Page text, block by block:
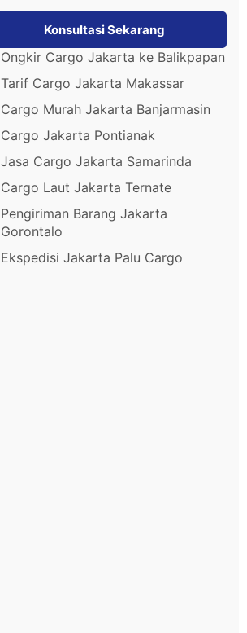
Konsultasi Sekarang
Ongkir Cargo Jakarta ke Balikpapan
Tarif Cargo Jakarta Makassar
Cargo Murah Jakarta Banjarmasin
Cargo Jakarta Pontianak
Jasa Cargo Jakarta Samarinda
Cargo Laut Jakarta Ternate
Pengiriman Barang Jakarta
Gorontalo
Ekspedisi Jakarta Palu Cargo